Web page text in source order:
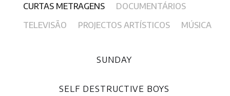
CURTAS METRAGENS
DOCUMENTÁRIOS
TELEVISÃO
PROJECTOS ARTÍSTICOS MÚSICA
SUNDAY
SELF DESTRUCTIVE BOYS